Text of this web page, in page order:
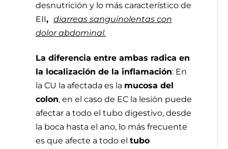
desnutrición y lo más característico de
EII, diarreas sanguinolentas con
dolor abdominal.
La diferencia entre ambas radica en
la localización de la inflamación: En
la CU la afectada es la mucosa del
colon, en el caso de EC la lesión puede
afectar a todo el tubo digestivo, desde
la boca hasta el ano, lo más frecuente
es que afecte a todo el tubo